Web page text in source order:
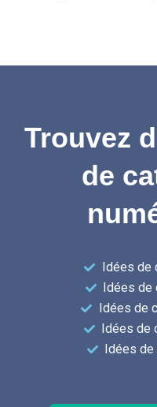
Trouvez
de
Idées de
Idées de
Idées de
Idées de
Idées